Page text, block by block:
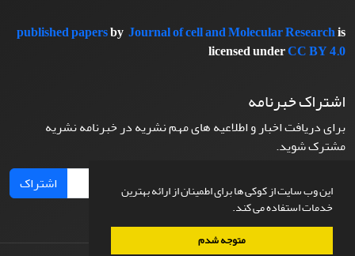
این وب سایت از کوکی ها برای اطمینان از ارائه بهترین
خدمات استفاده می کند.
متوجه شدم
published papersby Journal of cell and Molecular Researchis
licensed underCC BY 4.0
اشتراک خبرنامه
برای دریافت اخبار و اطلاعیه های مهم نشریه در خبرنامه نشریه
مشترک شوید.
اشتراک